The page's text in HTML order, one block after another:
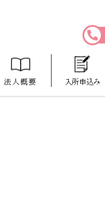
法人概要 入所申込み